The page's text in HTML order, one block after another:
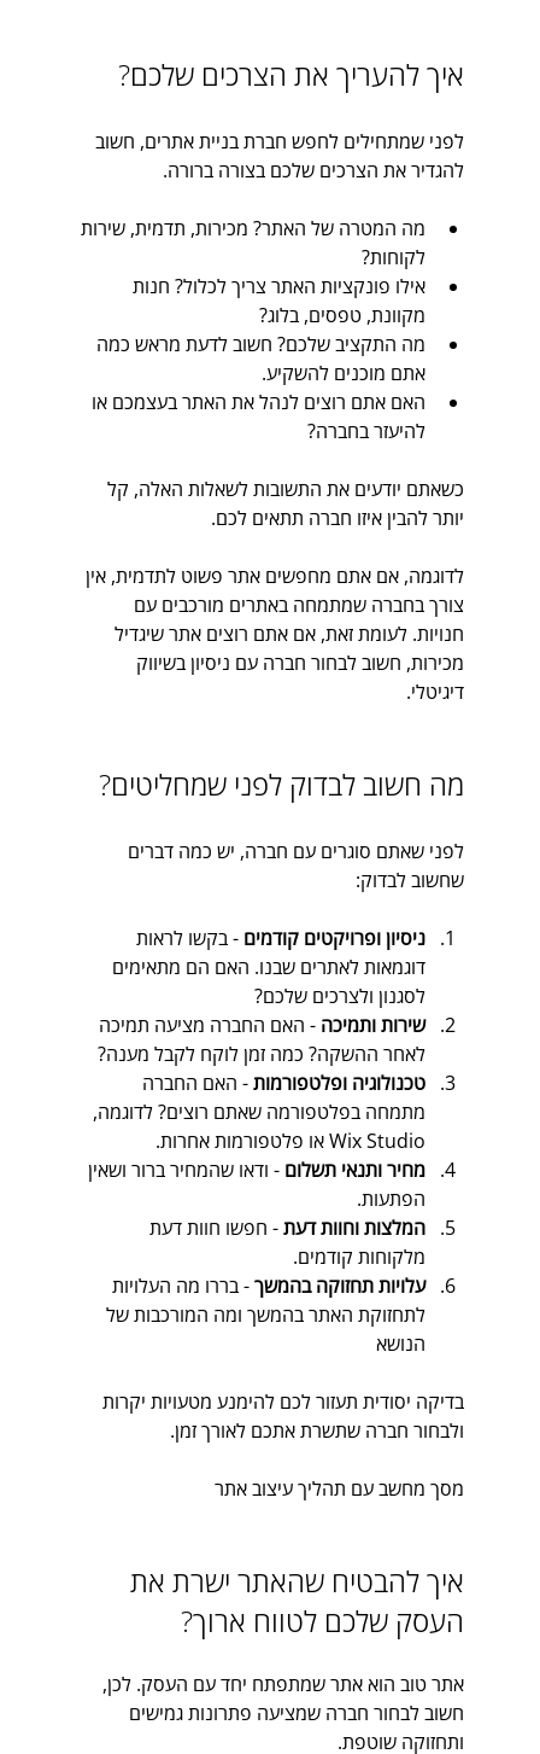
איך להעריך את הצרכים שלכם?
לפני שמתחילים לחפש חברת בניית אתרים, חשוב
להגדיר את הצרכים שלכם בצורה ברורה.
מה המטרה של האתר? מכירות, תדמית, שירות
לקוחות?
אילו פונקציות האתר צריך לכלול? חנות
מקוונת, טפסים, בלוג?
מה התקציב שלכם? חשוב לדעת מראש כמה
אתם מוכנים להשקיע.
האם אתם רוצים לנהל את האתר בעצמכם או
להיעזר בחברה?
כשאתם יודעים את התשובות לשאלות האלה, קל
יותר להבין איזו חברה תתאים לכם.
לדוגמה, אם אתם מחפשים אתר פשוט לתדמית, אין
צורך בחברה שמתמחה באתרים מורכבים עם
חנויות. לעומת זאת, אם אתם רוצים אתר שיגדיל
מכירות, חשוב לבחור חברה עם ניסיון בשיווק
דיגיטלי.
מה חשוב לבדוק לפני שמחליטים?
לפני שאתם סוגרים עם חברה, יש כמה דברים
שחשוב לבדוק:
ניסיון ופרויקטים קודמים - בקשו לראות
דוגמאות לאתרים שבנו. האם הם מתאימים
לסגנון ולצרכים שלכם?
שירות ותמיכה - האם החברה מציעה תמיכה
לאחר ההשקה? כמה זמן לוקח לקבל מענה?
טכנולוגיה ופלטפורמות - האם החברה
מתמחה בפלטפורמה שאתם רוצים? לדוגמה,
Wix Studio או פלטפורמות אחרות.
מחיר ותנאי תשלום - ודאו שהמחיר ברור ושאין
הפתעות.
המלצות וחוות דעת - חפשו חוות דעת
מלקוחות קודמים.
עלויות תחזוקה בהמשך - בררו מה העלויות
לתחזוקת האתר בהמשך ומה המורכבות של
הנושא
בדיקה יסודית תעזור לכם להימנע מטעויות יקרות
ולבחור חברה שתשרת אתכם לאורך זמן.
מסך מחשב עם תהליך עיצוב אתר
איך להבטיח שהאתר ישרת את
העסק שלכם לטווח ארוך?
אתר טוב הוא אתר שמתפתח יחד עם העסק. לכן,
חשוב לבחור חברה שמציעה פתרונות גמישים
ותחזוקה שוטפת.